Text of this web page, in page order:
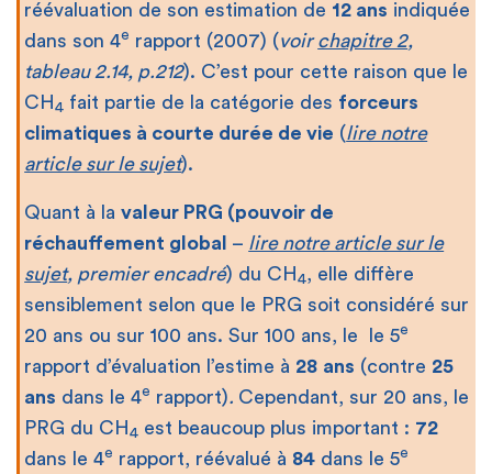
réévaluation de son estimation de 12 ans indiquée
dans son 4e rapport (2007) (voirchapitre 2,
tableau 2.14, p.212). C’est pour cette raison que le
CH 4 fait partie de la catégorie des forceurs
climatiques à courte durée de vie (lire notre
article sur le sujet).
Quant à lavaleur PRG (pouvoir de
réchauffement global – lire notre article sur le
sujet, premier encadré) du CH 4, elle diffère
sensiblement selon que le PRG soit considéré sur
20 ans ou sur 100 ans. Sur 100 ans, le le 5e
rapport d’évaluation l’estime à 28 ans (contre 25
ans dans le 4e rapport). Cependant, sur 20 ans, le
PRG du CH 4 est beaucoup plus important : 72
dans le 4e rapport, réévalué à 84 dans le 5e